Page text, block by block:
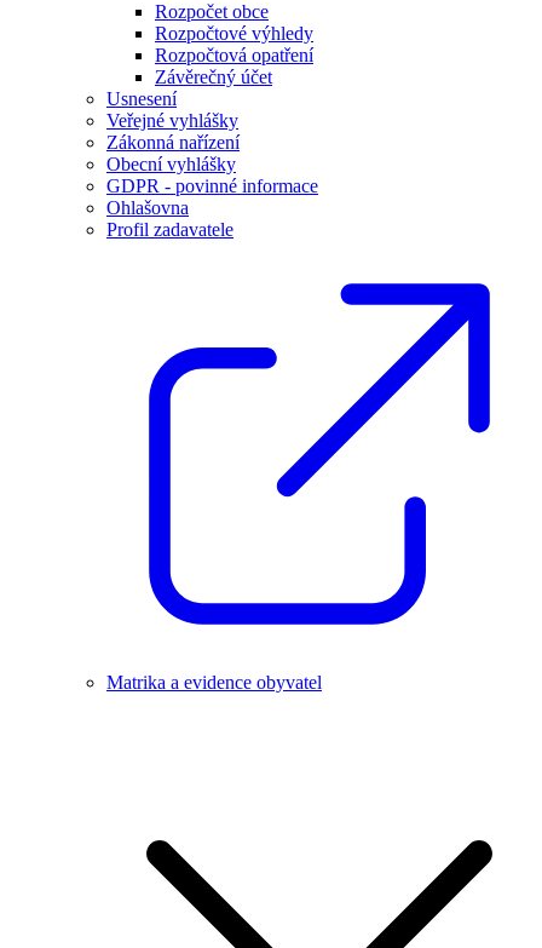
Rozpočet obce
Rozpočtové výhledy
Rozpočtová opatření
Závěrečný účet
Usnesení
Veřejné vyhlášky
Zákonná nařízení
Obecní vyhlášky
GDPR - povinné informace
Ohlašovna
Profil zadavatele
Matrika a evidence obyvatel